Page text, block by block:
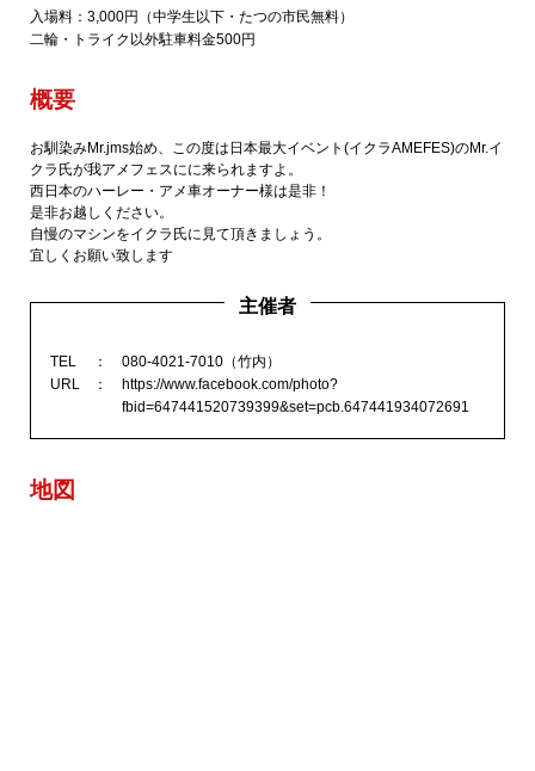
入場料：3,000円（中学生以下・たつの市民無料）
二輪・トライク以外駐車料金500円
概要
お馴染みMr.jms始め、この度は日本最大イベント(イクラAMEFES)のMr.イ
クラ氏が我アメフェスにに来られますよ。
西日本のハーレー・アメ車オーナー様は是非！
是非お越しください。
自慢のマシンをイクラ氏に見て頂きましょう。
宜しくお願い致します
主催者
TEL
080-4021-7010（竹内）
URL
https://www.facebook.com/photo?
fbid=647441520739399&set=pcb.647441934072691
地図